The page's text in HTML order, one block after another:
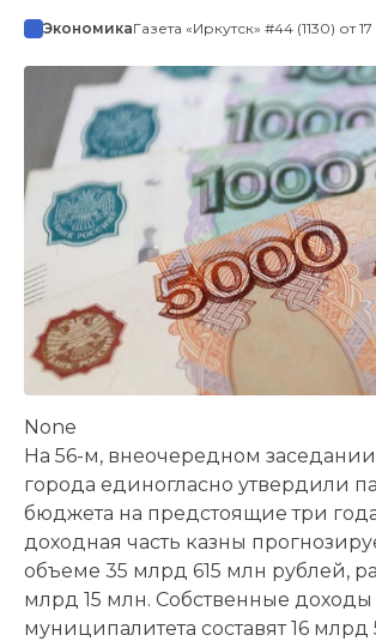
ЭкономикаГазета «Иркутск» #44 (1130) от
None
На 56-м, внеочередном
города единогласно утвердили
бюджета на предстоящие три
доходная часть казны
объеме 35 млрд 615 млн рублей,
млрд 15 млн. Собственные доходы
муниципалитета составят 16 млрд